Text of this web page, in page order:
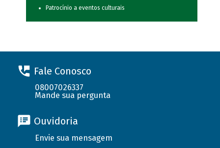
Patrocínio a eventos culturais
Fale Conosco
08007026337
Mande sua pergunta
Ouvidoria
Envie sua mensagem